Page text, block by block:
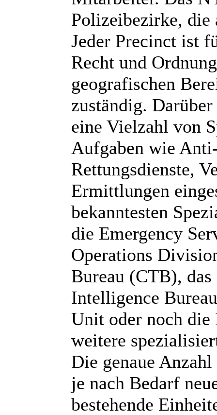
Polizeibezirke, die
Jeder Precinct ist
Recht und
geografischen
zuständig.
eine Vielzahl von
Aufgaben wie
Rettungsdienste,
Ermittlungen
bekanntesten
die Emergency
Operations
Bureau (CTB),
Intelligence
Unit oder noch
weitere
Die genaue
je nach Bedarf
bestehende